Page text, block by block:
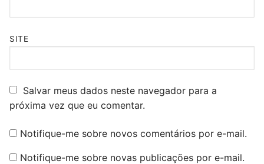
SITE
Salvar meus dados neste navegador para a
próxima vez que eu comentar.
Notifique-me sobre novos comentários por e-mail.
Notifique-me sobre novas publicações por e-mail.